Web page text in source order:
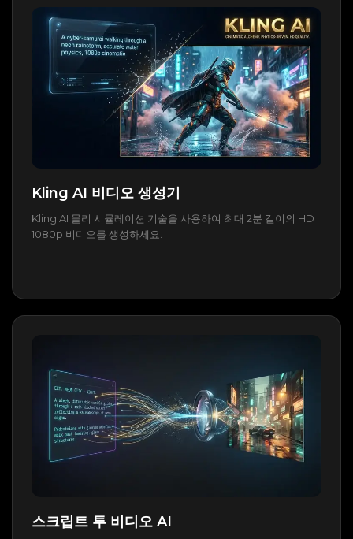
Kling AI 비디오 생성기
Kling AI 물리 시뮬레이션 기술을 사용하여 최대 2분 길이의 HD
1080p 비디오를 생성하세요.
스크립트 투 비디오 AI